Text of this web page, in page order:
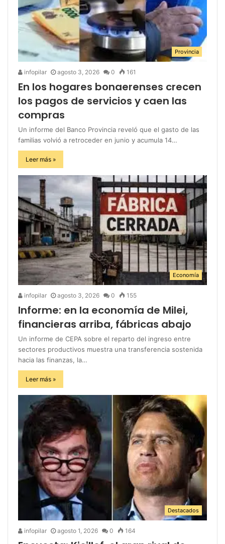
Provincia
infopilar agosto 3, 2026 0 161
En los hogares bonaerenses crecen
los pagos de servicios y caen las
compras
Un informe del Banco Provincia reveló que el gasto de las
familias volvió a retroceder en junio y acumula 14…
Leer más »
Economía
infopilar agosto 3, 2026 0 155
Informe: en la economía de Milei,
financieras arriba, fábricas abajo
Un informe de CEPA sobre el reparto del ingreso entre
sectores productivos muestra una transferencia sostenida
hacia las finanzas, la…
Leer más »
Destacados
infopilar agosto 1, 2026 0 164